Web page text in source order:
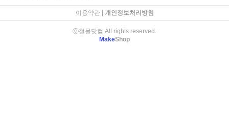
이용약관| 개인정보처리방침
ⓒ철물닷컴 All rights reserved.
MakeShop